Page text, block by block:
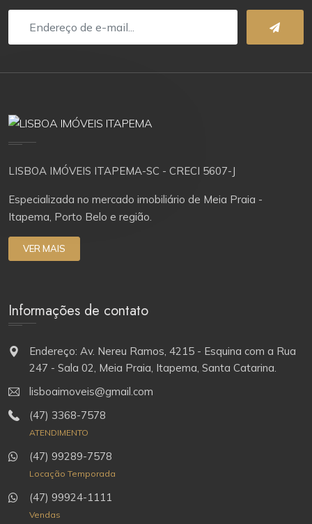
LISBOA IMÓVEIS ITAPEMA-SC - CRECI 5607-J
Especializada no mercado imobiliário de Meia Praia -
Itapema, Porto Belo e região.
VER MAIS
Informações de contato
Endereço: Av. Nereu Ramos, 4215 - Esquina com a Rua
247 - Sala 02, Meia Praia, Itapema, Santa Catarina.
lisboaimoveis@gmail.com
(47) 3368-7578
ATENDIMENTO
(47) 99289-7578
Locação Temporada
(47) 99924-1111
Vendas